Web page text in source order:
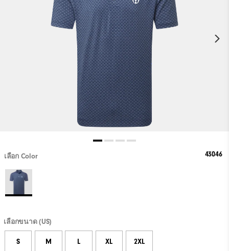
เลือก Color 43046
เลือกขนาด (US)
S M L XL 2XL